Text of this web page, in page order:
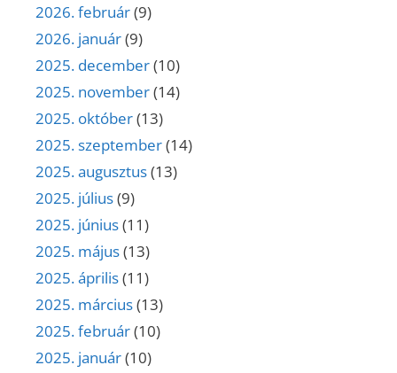
2026. február(9)
2026. január(9)
2025. december(10)
2025. november(14)
2025. október(13)
2025. szeptember(14)
2025. augusztus(13)
2025. július(9)
2025. június(11)
2025. május(13)
2025. április(11)
2025. március(13)
2025. február(10)
2025. január(10)